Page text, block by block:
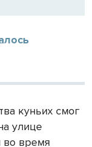
куньих смог
улице
во время